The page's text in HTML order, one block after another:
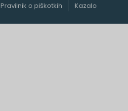
Pravilnik o piškotkih Kazalo